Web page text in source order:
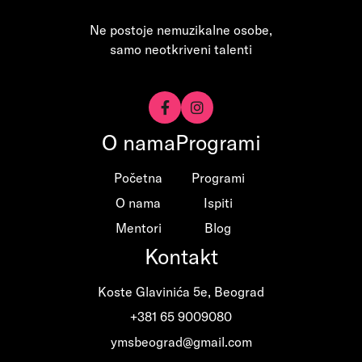
Ne postoje nemuzikalne osobe,
samo neotkriveni talenti
 
O nama
Početna
O nama
Mentori
Programi
Programi
Ispiti
Blog
Kontakt
Koste Glavinića 5e, Beograd
+381 65 9009080
ymsbeograd@gmail.com